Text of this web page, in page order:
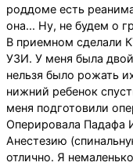
роддоме есть
она... Ну, не будем о
В приемном сделали
УЗИ. У меня была
нельзя было рожать
нижний ребенок
меня подготовили
Оперировала Падафа
Анестезию
отлично. Я